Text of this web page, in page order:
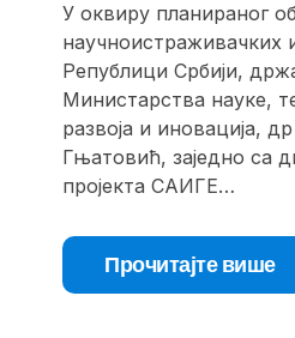
У оквиру планираног
научноистраживачких
Републици Србији,
Министарства науке,
развоја и иновација,
Гњатовић, заједно са
пројекта САИГЕ…
Прочитајте више